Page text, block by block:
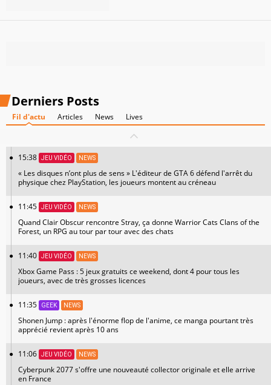
Derniers Posts
Fil d'actu Articles News Lives
15:38 JEU VIDÉO NEWS
« Les disques n’ont plus de sens » L'éditeur de GTA 6 défend l'arrêt du
physique chez PlayStation, les joueurs montent au créneau
11:45 JEU VIDÉO NEWS
Quand Clair Obscur rencontre Stray, ça donne Warrior Cats Clans of the
Forest, un RPG au tour par tour avec des chats
11:40 JEU VIDÉO NEWS
Xbox Game Pass : 5 jeux gratuits ce weekend, dont 4 pour tous les
joueurs, avec de très grosses licences
11:35 GEEK NEWS
Shonen Jump : après l'énorme flop de l'anime, ce manga pourtant très
apprécié revient après 10 ans
11:06 JEU VIDÉO NEWS
Cyberpunk 2077 s'offre une nouveauté collector originale et elle arrive
en France